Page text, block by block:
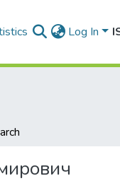
Log In